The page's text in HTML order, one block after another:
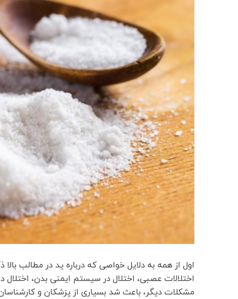
اول از همه به دلایل خواصی که درباره ید در مطالب بالا
اختلالات عصبی، اختلال در سیستم ایمنی بدن،
مشکلات دیگر، باعث شد بسیاری از پزشکان و